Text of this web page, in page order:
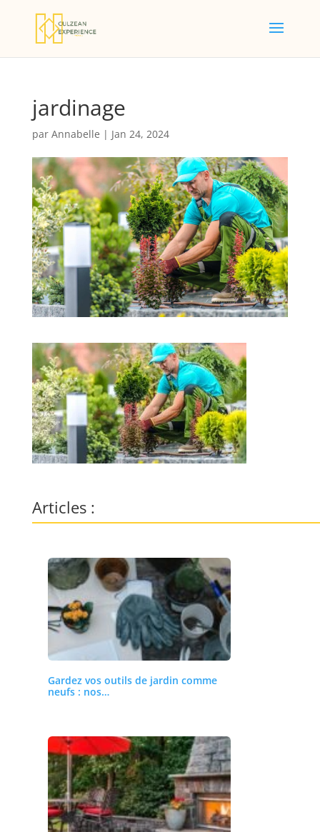
jardinage
par Annabelle | Jan 24, 2024
Articles :
Gardez vos outils de jardin comme
neufs : nos…